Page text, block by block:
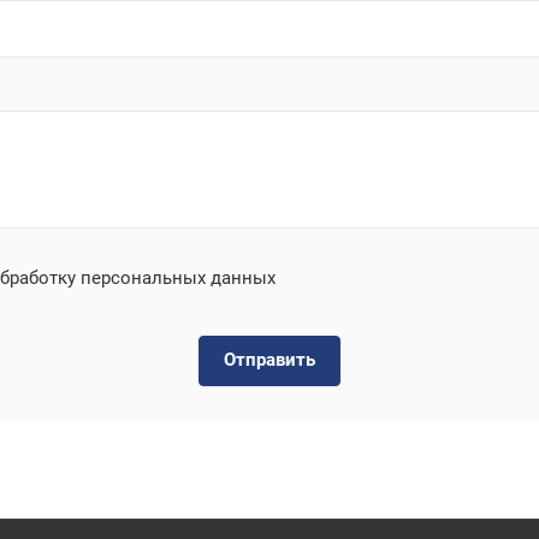
персональных данных